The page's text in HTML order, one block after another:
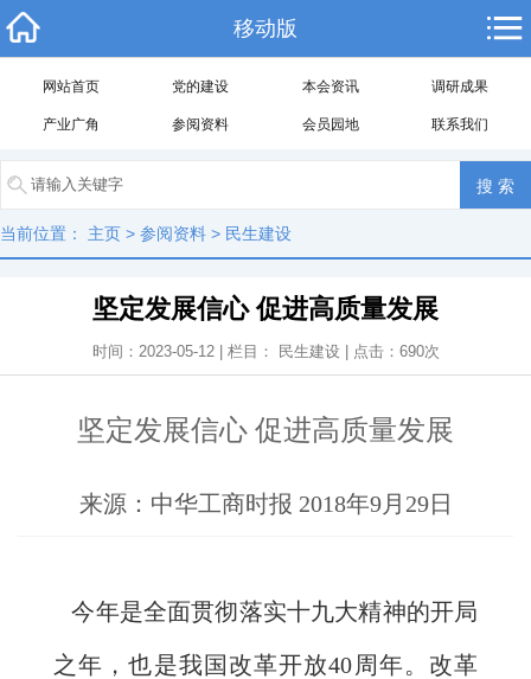
移动版
网站首页 党的建设 本会资讯 调研成果
产业广角 参阅资料 会员园地 联系我们
当前位置： 主页 > 参阅资料 > 民生建设
坚定发展信心 促进高质量发展
时间：2023-05-12 | 栏目： 民生建设| 点击： 690次
坚定发展信心 促进高质量发展
来源：中华工商时报 2018年9月29日
今年是全面贯彻落实十九大精神的开局
之年，也是我国改革开放40周年。改革